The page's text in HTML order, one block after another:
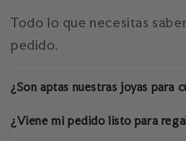
Todo lo que necesitas
pedido.
¿Son aptas nuestras joyas para
¿Viene mi pedido listo para